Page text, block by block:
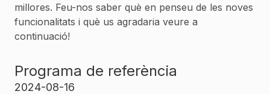
millores. Feu-nos saber què en penseu de les noves
funcionalitats i què us agradaria veure a
continuació!
Programa de referència
2024-08-16